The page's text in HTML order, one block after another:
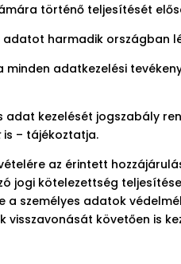
történő teljesítését
adatot harmadik országban
minden adatkezelési
adat kezelését jogszabály
is – tájékoztatja.
az érintett
jogi kötelezettség
a személyes adatok
visszavonását követően is